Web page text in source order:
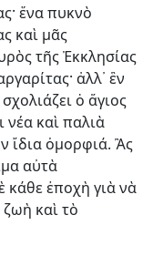
ἕνα πυκνὸ
καὶ μᾶς
τῆς Ἐκκλησίας
ἀλλ᾿ ἓν
ὁ ἅγιος
νέα καὶ παλιὰ
ἴδια ὀμορφιά. Ἂς
αὐτὰ
κάθε ἐποχὴ γιὰ νὰ
καὶ τὸ